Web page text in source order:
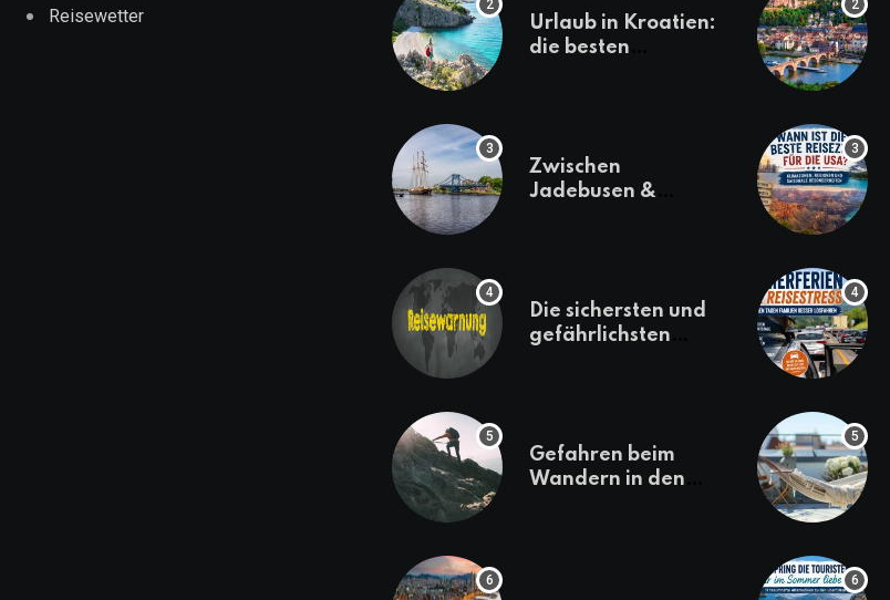
Reisewetter
Urlaub in Kroatien:
die besten
Zwischen
Jadebusen &
Die sichersten und
gefährlichsten
Gefahren beim
Wandern in den